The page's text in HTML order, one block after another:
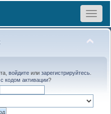
Toggle
войдитеили зарегистрируйтесь.
кодом активации?